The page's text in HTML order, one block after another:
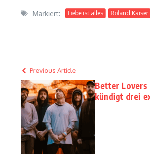
Markiert: Liebe ist alles Roland Kaiser
Previous Article
Better Lovers
kündigt drei